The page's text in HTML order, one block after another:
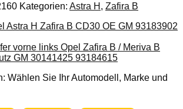
Kategorien: Astra H , Zafira B
Wählen Sie Ihr Automodell, Marke und